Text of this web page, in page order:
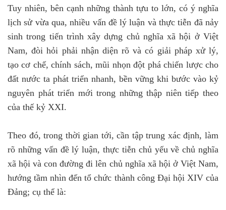
Tuy nhiên, bên cạnh những thành tựu to lớn, có ý nghĩa
lịch sử vừa qua, nhiều vấn đề lý luận và thực tiễn đã nảy
sinh trong tiến trình xây dựng chủ nghĩa xã hội ở Việt
Nam, đòi hỏi phải nhận diện rõ và có giải pháp xử lý,
tạo cơ chế, chính sách, mũi nhọn đột phá chiến lược cho
đất nước ta phát triển nhanh, bền vững khi bước vào kỷ
nguyên phát triển mới trong những thập niên tiếp theo
của thế kỷ XXI.
Theo đó, trong thời gian tới, cần tập trung xác định, làm
rõ những vấn đề lý luận, thực tiễn chủ yếu về chủ nghĩa
xã hội và con đường đi lên chủ nghĩa xã hội ở Việt Nam,
hướng tầm nhìn đến tổ chức thành công Đại hội XIV của
Đảng; cụ thể là: